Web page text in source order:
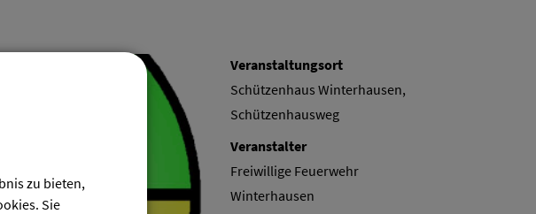
Veranstaltungsort
Schützenhaus Winterhausen,
Schützenhausweg
Veranstalter
Freiwillige Feuerwehr
Winterhausen
zu bieten,
Sie